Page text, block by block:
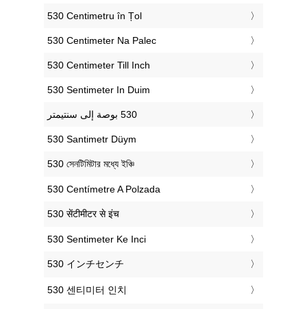
‎530 Centimetru în Țol
‎530 Centimeter Na Palec
‎530 Centimeter Till Inch
‎530 Sentimeter In Duim
‎530 Santimetr Düym
‎530 সেনটিমিটার মধ্যে ইঞ্চি
‎530 Centímetre A Polzada
‎530 सेंटीमीटर से इंच
‎530 Sentimeter Ke Inci
‎530 インチセンチ
‎530 센티미터 인치